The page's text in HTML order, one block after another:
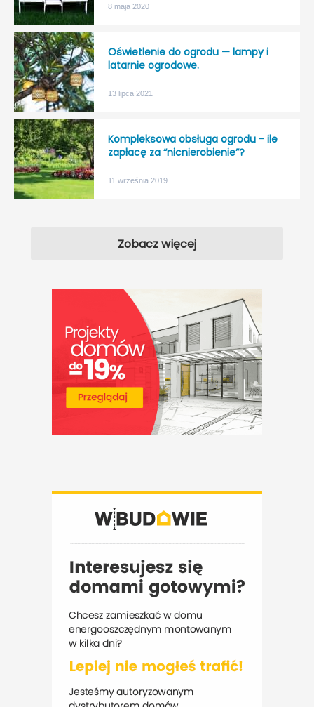
8 maja 2020
Oświetlenie do ogrodu — lampy i
latarnie ogrodowe.
13 lipca 2021
Kompleksowa obsługa ogrodu - ile
zapłacę za “nicnierobienie”?
11 września 2019
Zobacz więcej